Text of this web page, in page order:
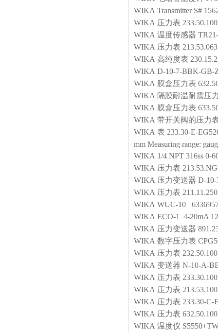
WIKA Transmitter S#
WIKA 压力表
WIKA 温度传感器
WIKA 压力表
WIKA 高纯度表
WIKA D-10-7-BBK-GB-
WIKA 膜盒压力表
WIKA 隔膜耐温耐震压
WIKA 膜盒压力表
WIKA 带开关阀的压力
WIKA 表 233.30-E-
mm Measuring range:
WIKA 1/4 NPT 316ss 0-
WIKA 压力表
WIKA 压力变送器 D-10-
WIKA 压力表
WIKA WUC-10
WIKA ECO-1 4-20mA
WIKA 压力变送器
WIKA 数字压力表
WIKA 压力表
WIKA 变送器 N-10-A-
WIKA 压力表
WIKA 压力表
WIKA 压力表 233.30-C-
WIKA 压力表 632.50.100
WIKA 温度仪